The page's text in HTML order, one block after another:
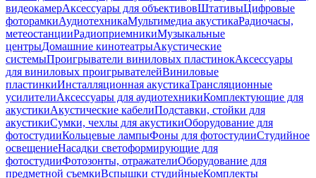
видеокамерАксессуары для объективовШтативыЦифровые
фоторамкиАудиотехникаМультимедиа акустикаРадиочасы,
метеостанцииРадиоприемникиМузыкальные
центрыДомашние кинотеатрыАкустические
системыПроигрыватели виниловых пластинокАксессуары
для виниловых проигрывателейВиниловые
пластинкиИнсталляционная акустикаТрансляционные
усилителиАксессуары для аудиотехникиКомплектующие для
акустикиАкустические кабелиПодставки, стойки для
акустикиСумки, чехлы для акустикиОборудование для
фотостудииКольцевые лампыФоны для фотостудииСтудийное
освещениеНасадки светоформирующие для
фотостудииФотозонты, отражателиОборудование для
предметной съемкиВспышки студийныеКомплекты